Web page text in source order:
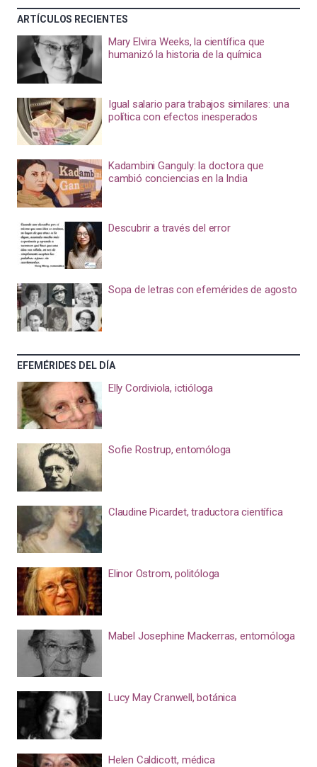
ARTÍCULOS RECIENTES
Mary Elvira Weeks, la científica que
humanizó la historia de la química
Igual salario para trabajos similares: una
política con efectos inesperados
Kadambini Ganguly: la doctora que
cambió conciencias en la India
Descubrir a través del error
Sopa de letras con efemérides de agosto
EFEMÉRIDES DEL DÍA
Elly Cordiviola, ictióloga
Sofie Rostrup, entomóloga
Claudine Picardet, traductora científica
Elinor Ostrom, politóloga
Mabel Josephine Mackerras, entomóloga
Lucy May Cranwell, botánica
Helen Caldicott, médica